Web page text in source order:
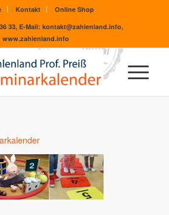
Kontakt
Online Shop
33, E-Mail: kontakt@zahlenland.info,
www.zahlenland.info